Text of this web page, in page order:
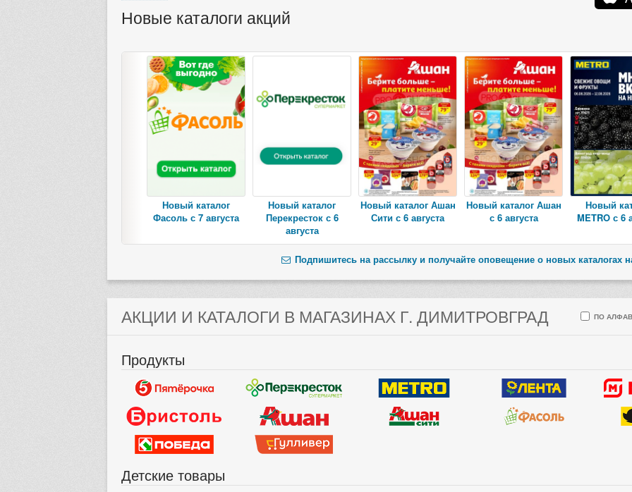
Новые каталоги акций
Новый каталог
Фасоль с 7 августа
Новый каталог
Перекресток с 6
августа
Новый каталог Ашан
Сити с 6 августа
Новый каталог Ашан
с 6 августа
Новый
METRO с 6
Подпишитесь на рассылку и получайте оповещение о новых каталогах
АКЦИИ И КАТАЛОГИ В МАГАЗИНАХ Г. ДИМИТРОВГРАД ПО
Продукты
Детские товары